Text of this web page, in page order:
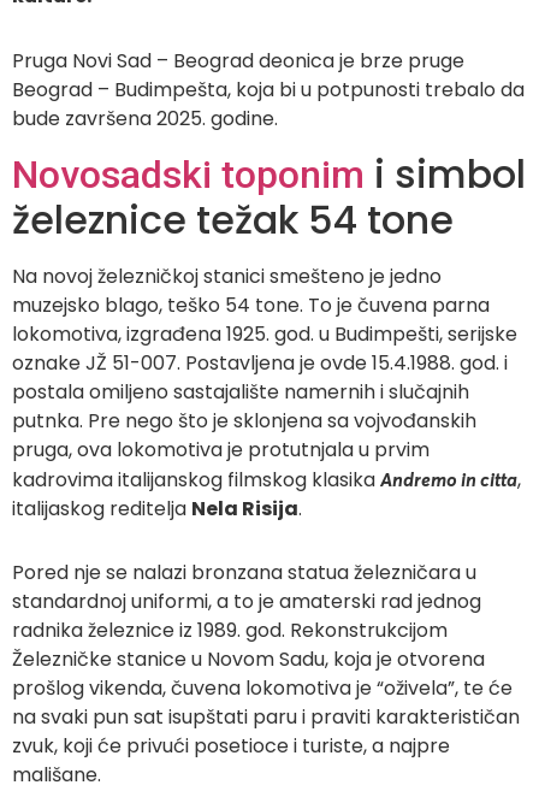
Pruga Novi Sad – Beograd deonica je brze pruge
Beograd – Budimpešta, koja bi u potpunosti trebalo da
bude završena 2025. godine.
Novosadski toponim i simbol
železnice težak 54 tone
Na novoj železničkoj stanici smešteno je jedno
muzejsko blago, teško 54 tone. To je čuvena parna
lokomotiva, izgrađena 1925. god. u Budimpešti, serijske
oznake JŽ 51-007. Postavljena je ovde 15.4.1988. god. i
postala omiljeno sastajalište namernih i slučajnih
putnka. Pre nego što je sklonjena sa vojvođanskih
pruga, ova lokomotiva je protutnjala u prvim
kadrovima italijanskog filmskog klasika Andremo in citta,
italijaskog reditelja Nela Risija.
Pored nje se nalazi bronzana statua železničara u
standardnoj uniformi, a to je amaterski rad jednog
radnika železnice iz 1989. god. Rekonstrukcijom
Železničke stanice u Novom Sadu, koja je otvorena
prošlog vikenda, čuvena lokomotiva je “oživela”, te će
na svaki pun sat isupštati paru i praviti karakterističan
zvuk, koji će privući posetioce i turiste, a najpre
mališane.